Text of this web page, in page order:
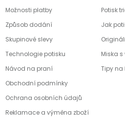
Možnosti platby
Způsob dodání
Skupinové slevy
Technologie potisku
Návod na praní
Obchodní podmínky
Ochrana osobních údajů
Reklamace a výměna zboží
Potisk
Jak
Miska
Tipy na